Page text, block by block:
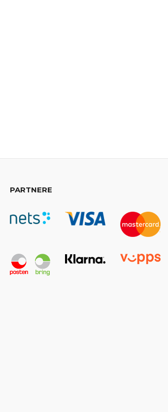
PARTNERE